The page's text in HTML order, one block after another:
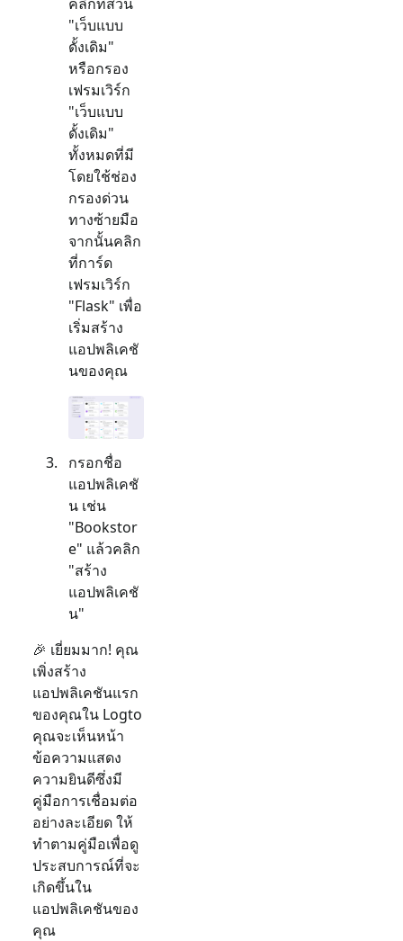
"เว็บแบบ
ดั้งเดิม"
หรือกรอง
เฟรมเวิร์ก
"เว็บแบบ
ดั้งเดิม"
ทั้งหมดที่มี
โดยใช้ช่อง
กรองด่วน
ทางซ้ายมือ
จากนั้นคลิก
ที่การ์ด
เฟรมเวิร์ก
"Flask" เพื่อ
เริ่มสร้าง
แอปพลิเคชั
นของคุณ
กรอกชื่อ
แอปพลิเคชั
น เช่น
"Bookstor
e" แล้วคลิก
"สร้าง
แอปพลิเคชั
น"
🎉 เยี่ยมมาก! คุณ
เพิ่งสร้าง
แอปพลิเคชันแรก
ของคุณใน Logto
คุณจะเห็นหน้า
ข้อความแสดง
ความยินดีซึ่งมี
คู่มือการเชื่อมต่อ
อย่างละเอียด ให้
ทำตามคู่มือเพื่อดู
ประสบการณ์ที่จะ
เกิดขึ้นใน
แอปพลิเคชันของ
คุณ